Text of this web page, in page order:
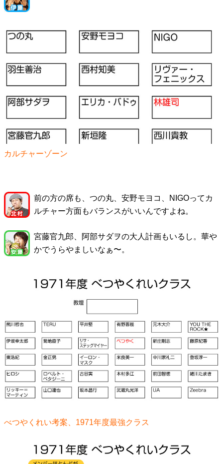
カルチャーゾーン
前の方の席も、つの丸、安野モヨコ、NIGOってカ
ルチャー方面もバランスがいいんですよね。
宮藤官九郎、阿部サダヲの大人計画もいるし。華や
かでうらやましいなぁ〜。
べつやくれい考案、1971年度最強クラス